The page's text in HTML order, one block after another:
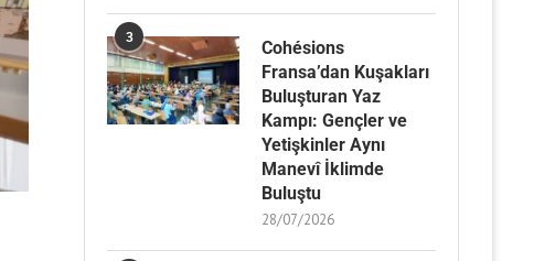
3
Cohésions
Fransa’dan Kuşakları
Buluşturan Yaz
Kampı: Gençler ve
Yetişkinler Aynı
Manevî İklimde
Buluştu
28/07/2026